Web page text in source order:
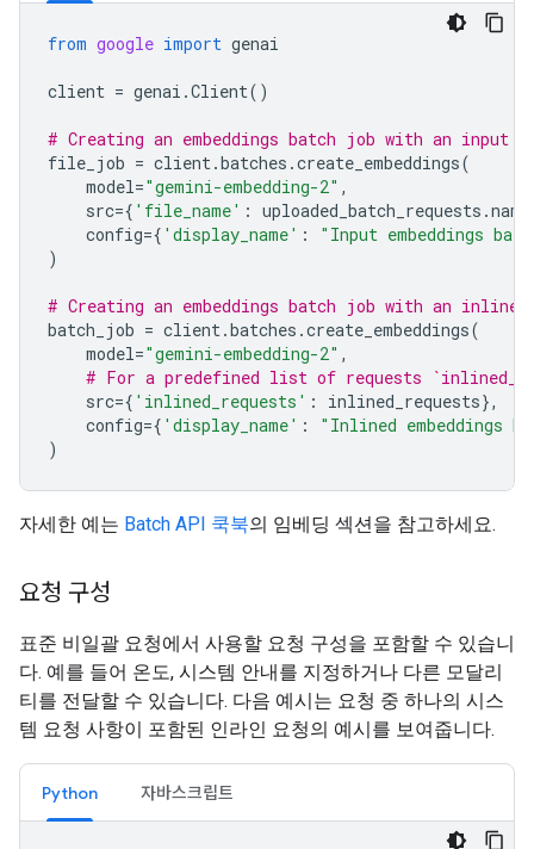
from google import genai
client = genai .Client()
# Creating an embeddings batch job with an input
file_job = client.batches .create_embeddings(
model="gemini-embedding-2" ,
src={ 'file_name' : uploaded_batch_requests .name
config={ 'display_name' :
"Input embeddings
)
# Creating an embeddings batch job with an inline
batch_job = client.batches .create_embeddings(
model="gemini-embedding-2" ,
# For a predefined list of requests
src={ 'inlined_requests' : inlined_requests},
config={ 'display_name' :
"Inlined embeddings
)
자세한 예는 Batch API 쿡북의 임베딩 섹션을 참고하세요.
요청 구성
표준 비일괄 요청에서 사용할 요청 구성을 포함할 수 있습니
다. 예를 들어 온도, 시스템 안내를 지정하거나 다른 모달리
티를 전달할 수 있습니다. 다음 예시는 요청 중 하나의 시스
템 요청 사항이 포함된 인라인 요청의 예시를 보여줍니다.
Python 자바스크립트